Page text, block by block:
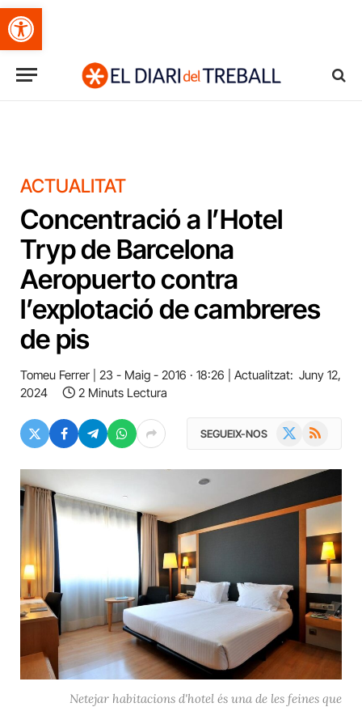
Obre la barra d'eines
ACTUALITAT
Concentració a l’Hotel
Tryp de Barcelona
Aeropuerto contra
l’explotació de cambreres
de pis
Tomeu Ferrer 23 - Maig - 2016 · 18:26 Actualitzat: Juny 12,
2024
2 Minuts Lectura
SEGUEIX-NOS RSS
Netejar habitacions d'hotel és una de les feines que